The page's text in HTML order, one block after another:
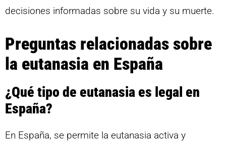
decisiones informadas sobre su vida y su muerte.
Preguntas relacionadas sobre
la eutanasia en España
¿Qué tipo de eutanasia es legal en
España?
En España, se permite la eutanasia activa y